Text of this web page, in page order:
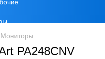
Мониторы
PA248CNV